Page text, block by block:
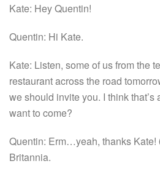
Kate: Hey Quentin!
Quentin: Hi Kate.
Kate: Listen, some of us from the
restaurant across the road
we should invite you. I think that’s
want to come?
Quentin: Erm…yeah, thanks Kate!
Britannia.